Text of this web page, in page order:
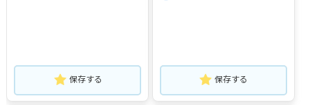
保存する 保存する